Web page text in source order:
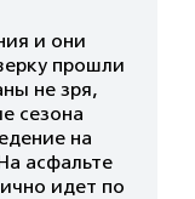
и они
прошли
не зря,
сезона
на
асфальте
идет по